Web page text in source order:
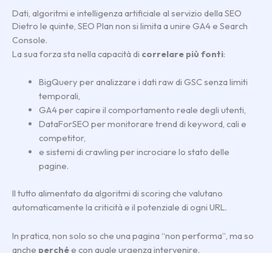
Dati, algoritmi e intelligenza artificiale al servizio della SEO
Dietro le quinte, SEO Plan non si limita a unire GA4 e Search
Console.
La sua forza sta nella capacità di correlare più fonti:
BigQuery per analizzare i dati raw di GSC senza limiti
temporali,
GA4 per capire il comportamento reale degli utenti,
DataForSEO per monitorare trend di keyword, cali e
competitor,
e sistemi di crawling per incrociare lo stato delle
pagine.
Il tutto alimentato da algoritmi di scoring che valutano
automaticamente la criticità e il potenziale di ogni URL.
In pratica, non solo so che una pagina “non performa”, ma so
anche perchée con quale urgenza intervenire.